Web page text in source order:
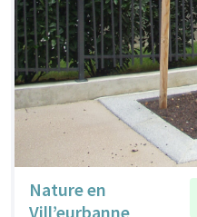
Nature en
Vill’eurbanne